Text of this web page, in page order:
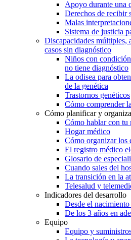
Apoyo durante una
Derechos de recibir
Malas
Sistema de justicia
Discapacidades múltiples,
casos sin diagnóstico
Niños con
no tiene diagnóstico
La odisea para
de la genética
Trastornos genéticos
Cómo comprender
Cómo planificar y
Cómo hablar con tu
Hogar médico
Cómo organizar los
El registro médico
Glosario de
Cuando sales del
La transición en la
Telesalud y
Indicadores del desarrollo
Desde el nacimiento
De los 3 años en
Equipo
Equipo y